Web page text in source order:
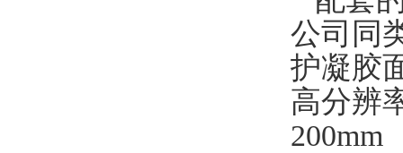
公司同
护凝胶
高分辨
200mm